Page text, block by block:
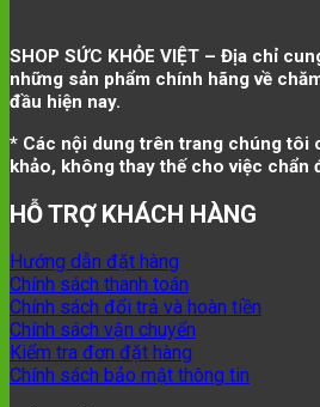
SHOP SỨC KHỎE VIỆT – Địa chỉ
những sản phẩm chính hãng về
đầu hiện nay.
* Các nội dung trên trang chúng tôi
khảo, không thay thế cho việc chẩn
HỖ TRỢ KHÁCH HÀNG
Hướng dẫn đặt hàng
Chính sách thanh toán
Chính sách đổi trả và hoàn tiền
Chính sách vận chuyển
Kiểm tra đơn đặt hàng
Chính sách bảo mật thông tin